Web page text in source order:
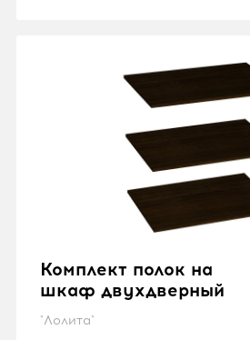
Комплект полок на
шкаф двухдверный
"Лолита"